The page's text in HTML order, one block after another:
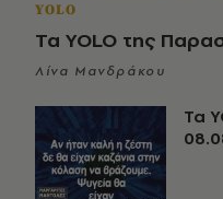
YOLO
Τα YOLO της
Λίνα Μανδράκου
Τα